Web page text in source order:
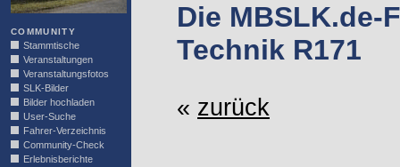
COMMUNITY
Stammtische
Veranstaltungen
Veranstaltungsfotos
SLK-Bilder
Bilder hochladen
User-Suche
Fahrer-Verzeichnis
Community-Check
Erlebnisberichte
Die MBSLK.de-
Technik R171
« zurück